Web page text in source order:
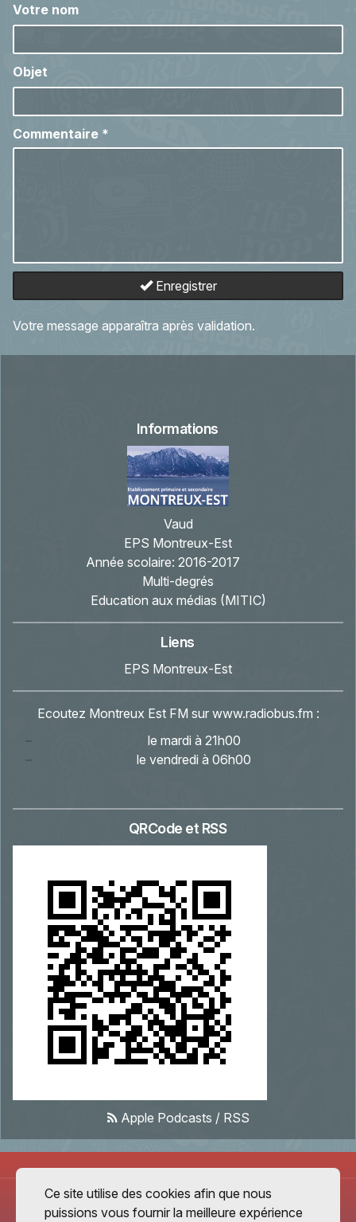
Votre nom
Objet
Commentaire *
Enregistrer
Votre message apparaîtra après validation.
Informations
Vaud
EPS Montreux-Est
Année scolaire: 2016-2017
Multi-degrés
Education aux médias (MITIC)
Liens
EPS Montreux-Est
Ecoutez Montreux Est FM sur www.radiobus.fm :
le mardi à 21h00
le vendredi à 06h00
QRCode et RSS
Apple Podcasts / RSS
Ce site utilise des cookies afin que nous
puissions vous fournir la meilleure expérience